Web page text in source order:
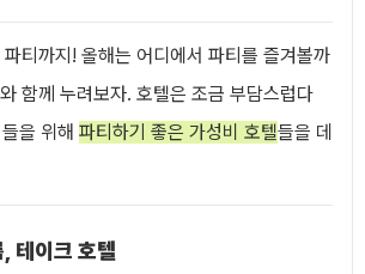
티까지! 올해는 어디에서 파티를 즐겨볼까
함께 누려보자. 호텔은 조금 부담스럽다
을 위해 파티하기 좋은 가성비 호텔들을 데
테이크 호텔